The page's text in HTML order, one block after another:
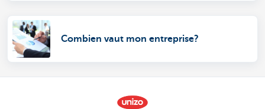
Combien vaut mon entreprise?